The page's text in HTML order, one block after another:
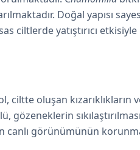
Doğal yapısı
ciltlerde yatıştırıcı
oluşan kızarıklıkların
canlı görünümünün